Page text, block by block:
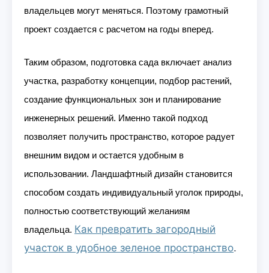
владельцев могут меняться. Поэтому грамотный
проект создается с расчетом на годы вперед.
Таким образом, подготовка сада включает анализ
участка, разработку концепции, подбор растений,
создание функциональных зон и планирование
инженерных решений. Именно такой подход
позволяет получить пространство, которое радует
внешним видом и остается удобным в
использовании. Ландшафтный дизайн становится
способом создать индивидуальный уголок природы,
полностью соответствующий желаниям
владельца. Как превратить загородный
участок в удобное зеленое пространство.